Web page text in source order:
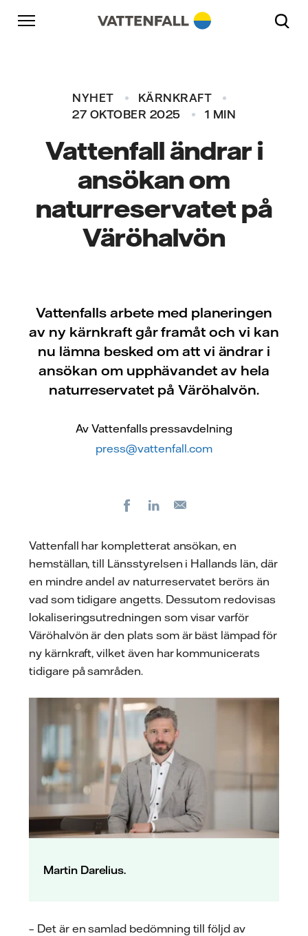
Skip to content
Gå till huvudnavigeringen
Gå till sidfoten
NYHET
KÄRNKRAFT
27 OKTOBER 2025
1 MIN
Vattenfall ändrar i
ansökan om
naturreservatet på
Väröhalvön
Vattenfalls arbete med planeringen
av ny kärnkraft går framåt och vi kan
nu lämna besked om att vi ändrar i
ansökan om upphävandet av hela
naturreservatet på Väröhalvön.
Av Vattenfalls pressavdelning
press@vattenfall.com
FacebookLinkedIn
Vattenfall har kompletterat ansökan, en
hemställan, till Länsstyrelsen i Hallands län, där
en mindre andel av naturreservatet berörs än
vad som tidigare angetts. Dessutom redovisas
lokaliseringsutredningen som visar varför
Väröhalvön är den plats som är bäst lämpad för
ny kärnkraft, vilket även har kommunicerats
tidigare på samråden.
Martin Darelius.
– Det är en samlad bedömning till följd av
Gå till huvudnavigeringen